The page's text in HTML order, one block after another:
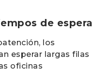
de espera
los
esperar largas filas
oficinas